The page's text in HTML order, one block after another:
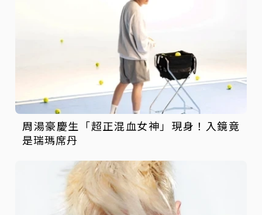
周湯豪慶生「超正混血女神」現身！入鏡竟
是瑞瑪席丹